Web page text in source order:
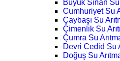
Büyük Sinan Su
Cumhuriyet Su
Çaybaşı Su
Çimenlik Su
Çumra Su
Devri Cedid Su
Doğuş Su